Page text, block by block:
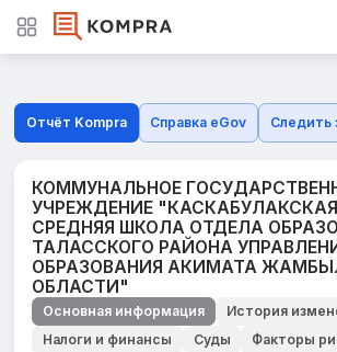
Отчёт Kompra Справка eGov Следить
КОММУНАЛЬНОЕ
УЧРЕЖДЕНИЕ "КАСКАБУЛАКСКАЯ
СРЕДНЯЯ ШКОЛА ОТДЕЛА
ТАЛАССКОГО РАЙОНА
ОБРАЗОВАНИЯ АКИМАТА
ОБЛАСТИ"
Основная информация
История
Налоги и финансы
Суды
Факторы